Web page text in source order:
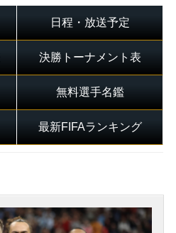
日程・放送予定
決勝トーナメント表
無料選手名鑑
最新FIFAランキング